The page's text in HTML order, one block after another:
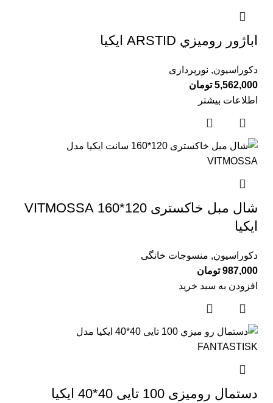
اباژور روميزي ARSTID ايكيا
دکوراسیون, نورپردازی
5,562,000 تومان
اطلاعات بیشتر
شال مبل خاكستری 120*160 VITMOSSA
ایكیا
دکوراسیون, منسوجات خانگی
987,000 تومان
افزودن به سبد خرید
دستمال روميزی 100 تايی 40*40 ایکیا